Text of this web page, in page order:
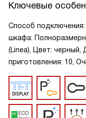
Ключевые
Способ подключения:
шкафа:
(Linea), Цвет: черный,
приготовления: 10,